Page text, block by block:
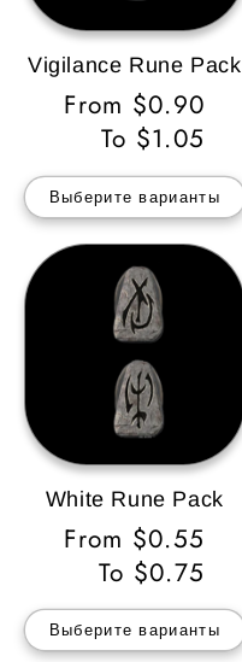
Vigilance Rune Pack
Обычная
цена
From $0.90
To $1.05
Выберите варианты
White Rune Pack
Обычная
цена
From $0.55
To $0.75
Выберите варианты